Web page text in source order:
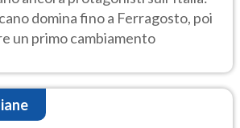
domina fino a Ferragosto, poi
un primo cambiamento